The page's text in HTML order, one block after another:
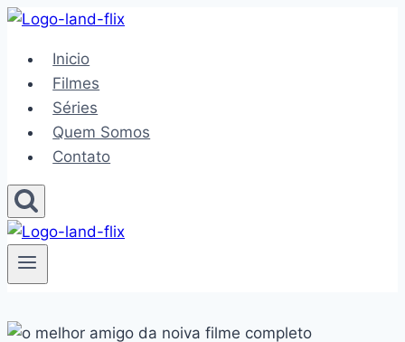
Pular
Conteúdo
Inicio
Filmes
Séries
Quem Somos
Contato